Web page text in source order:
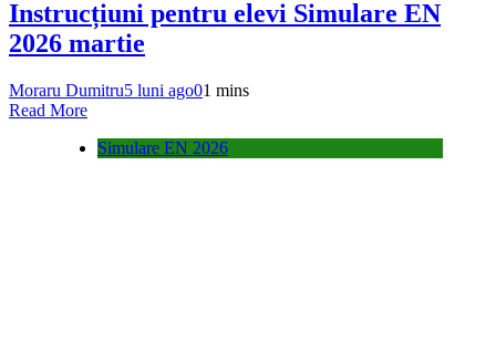
Instrucțiuni pentru elevi Simulare EN
2026 martie
Moraru Dumitru5 luni ago01 mins
Read More
Simulare EN 2026